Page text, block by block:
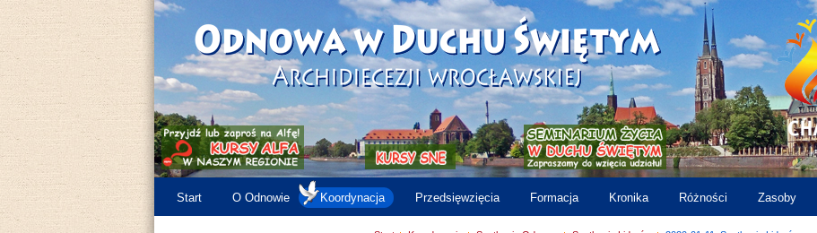
Start O Odnowie Koordynacja Przedsięwzięcia Formacja Kronika Różności Zasoby